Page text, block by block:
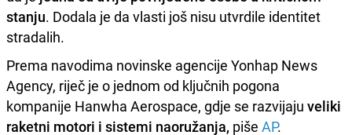
stanju. Dodala je da vlasti još nisu utvrdile identitet
stradalih.
Prema navodima novinske agencije Yonhap News
Agency, riječ je o jednom od ključnih pogona
kompanije Hanwha Aerospace, gdje se razvijaju veliki
raketni motori i sistemi naoružanja, piše AP.